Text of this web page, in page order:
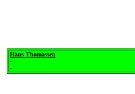
Hans Thomassen
-
-